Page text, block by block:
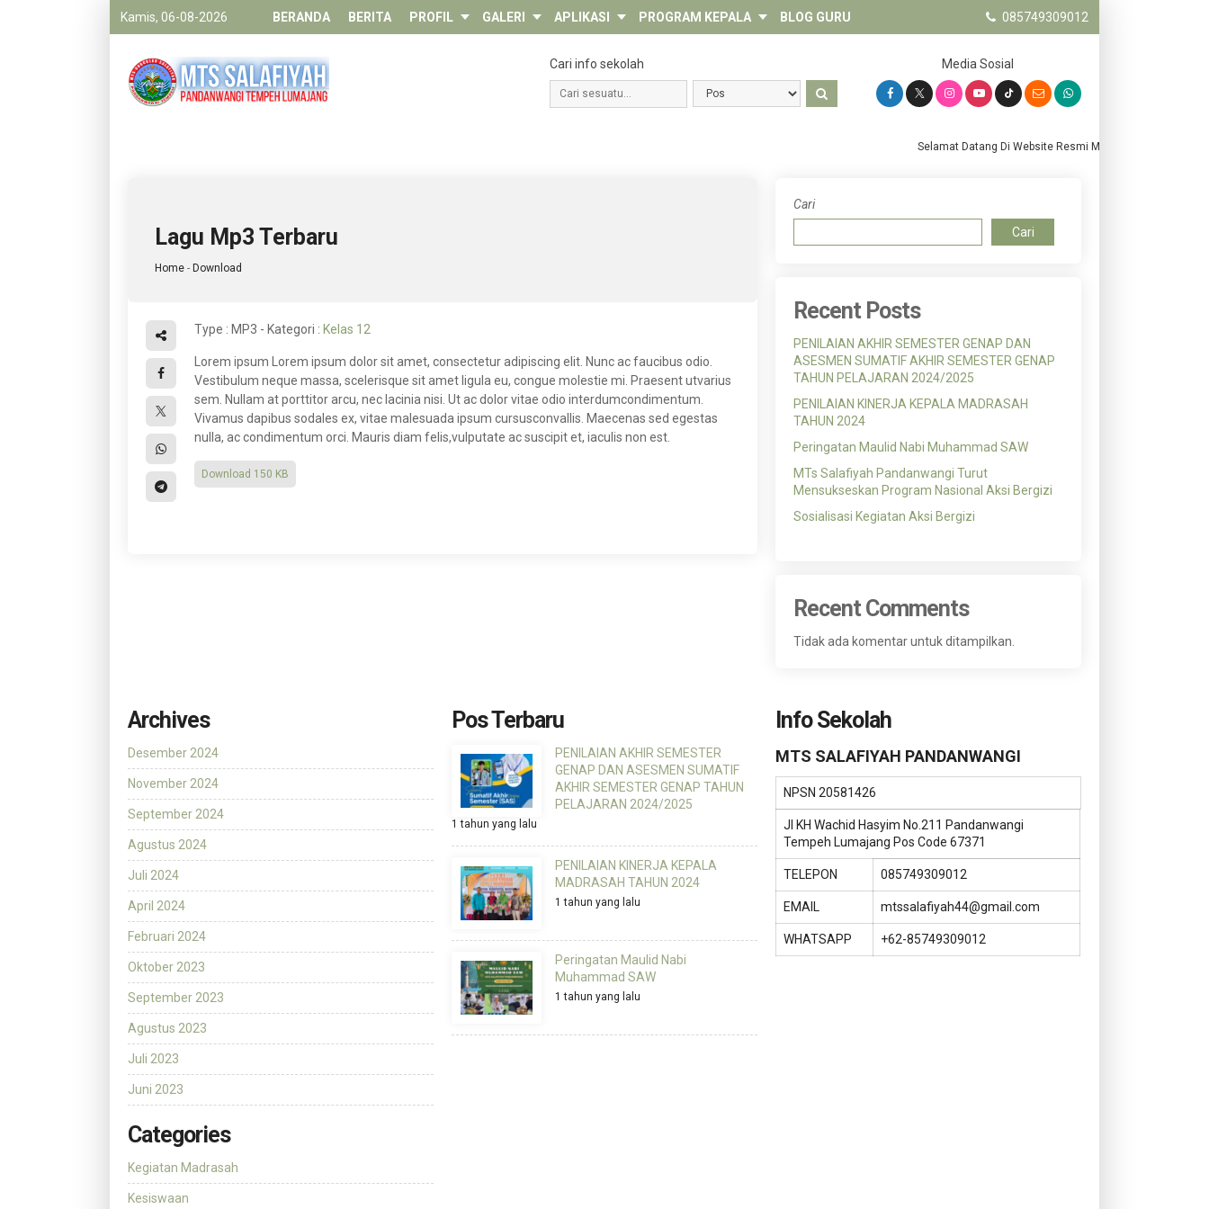
Kamis, 06-08-2026 BERANDA BERITA PROFIL GALERI APLIKASI PROGRAM KEPALA BLOG GURU 085749309012
Cari info sekolah Media Sosial
Selamat Datang Di Website Resmi MTs. Salafiyah
Lagu Mp3 Terbaru
Home - Download
Type : MP3 - Kategori : Kelas 12
Lorem ipsum Lorem ipsum dolor sit amet, consectetur adipiscing elit. Nunc ac faucibus odio.
Vestibulum neque massa, scelerisque sit amet ligula eu, congue molestie mi. Praesent utvarius
sem. Nullam at porttitor arcu, nec lacinia nisi. Ut ac dolor vitae odio interdumcondimentum.
Vivamus dapibus sodales ex, vitae malesuada ipsum cursusconvallis. Maecenas sed egestas
nulla, ac condimentum orci. Mauris diam felis,vulputate ac suscipit et, iaculis non est.
Download 150 KB
Cari
Cari
Recent Posts
PENILAIAN AKHIR SEMESTER GENAP DAN
ASESMEN SUMATIF AKHIR SEMESTER GENAP
TAHUN PELAJARAN 2024/2025
PENILAIAN KINERJA KEPALA MADRASAH
TAHUN 2024
Peringatan Maulid Nabi Muhammad SAW
MTs Salafiyah Pandanwangi Turut
Mensukseskan Program Nasional Aksi Bergizi
Sosialisasi Kegiatan Aksi Bergizi
Recent Comments
Tidak ada komentar untuk ditampilkan.
Archives
Desember 2024
November 2024
September 2024
Agustus 2024
Juli 2024
April 2024
Februari 2024
Oktober 2023
September 2023
Agustus 2023
Juli 2023
Juni 2023
Categories
Kegiatan Madrasah
Kesiswaan
Pos Terbaru
PENILAIAN AKHIR SEMESTER
GENAP DAN ASESMEN SUMATIF
AKHIR SEMESTER GENAP TAHUN
PELAJARAN 2024/2025
1 tahun yang lalu
PENILAIAN KINERJA KEPALA
MADRASAH TAHUN 2024
1 tahun yang lalu
Peringatan Maulid Nabi
Muhammad SAW
1 tahun yang lalu
Info Sekolah
MTS SALAFIYAH PANDANWANGI
NPSN 20581426
Jl KH Wachid Hasyim No.211 Pandanwangi
Tempeh Lumajang Pos Code 67371
TELEPON 085749309012
EMAIL mtssalafiyah44@gmail.com
WHATSAPP +62-85749309012